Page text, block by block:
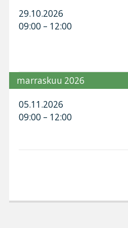
29.10.2026
09:00 – 12:00
marraskuu 2026
05.11.2026
09:00 – 12:00